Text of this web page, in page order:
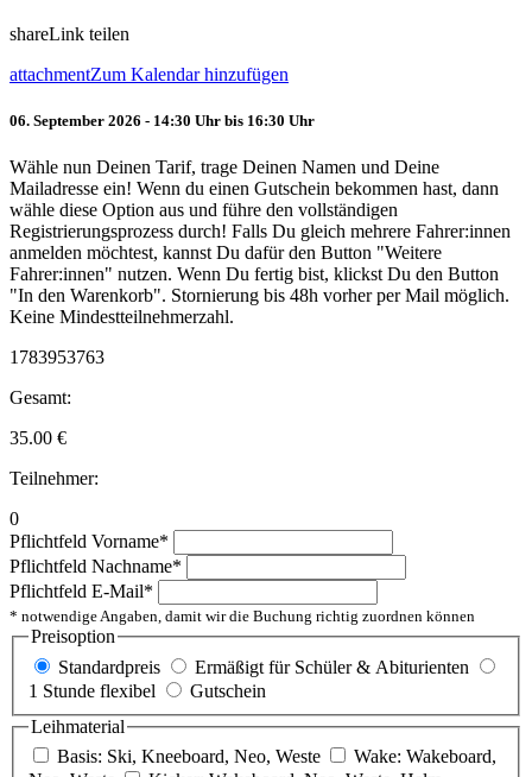
shareLink teilen
attachmentZum Kalendar hinzufügen
06. September 2026 - 14:30 Uhr bis 16:30 Uhr
Wähle nun Deinen Tarif, trage Deinen Namen und Deine
Mailadresse ein! Wenn du einen Gutschein bekommen hast, dann
wähle diese Option aus und führe den vollständigen
Registrierungsprozess durch! Falls Du gleich mehrere Fahrer:innen
anmelden möchtest, kannst Du dafür den Button "Weitere
Fahrer:innen" nutzen. Wenn Du fertig bist, klickst Du den Button
"In den Warenkorb". Stornierung bis 48h vorher per Mail möglich.
Keine Mindestteilnehmerzahl.
1783953763
Gesamt:
35.00 €
Teilnehmer:
0
Pflichtfeld Vorname*
Pflichtfeld Nachname*
Pflichtfeld E-Mail*
* notwendige Angaben, damit wir die Buchung richtig zuordnen können
Preisoption
Standardpreis
Ermäßigt für Schüler & Abiturienten
1 Stunde flexibel
Gutschein
Leihmaterial
Basis: Ski, Kneeboard, Neo, Weste
Wake: Wakeboard,